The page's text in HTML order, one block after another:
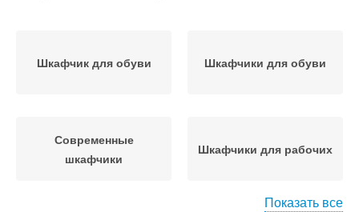
Шкафчик для обуви Шкафчики для обуви
Современные
шкафчики
Шкафчики для рабочих
Показать все